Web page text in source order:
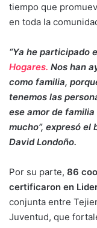
tiempo que
en toda la
“Ya he participado
Hogares. Nos han
como familia,
tenemos las
ese amor de
mucho”, expresó
David Londoño.
Por su parte, 86
certificaron en
conjunta entre
Juventud, que